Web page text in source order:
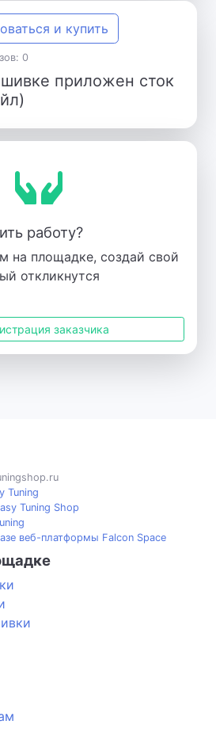
и купить
0
приложен сток
работу?
на площадке, создай свой
откликнутся
заказчика
Tuning
Tuning Shop
веб-платформы Falcon Space